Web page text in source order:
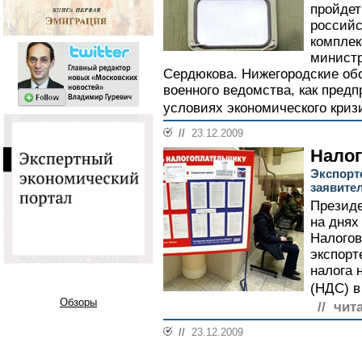
Обзоры
Сердюкова. Нижегородские
военного ведомства, как
условиях экономического
// 23.12.2009
на
налога
(НДС) в
//
// 23.12.2009